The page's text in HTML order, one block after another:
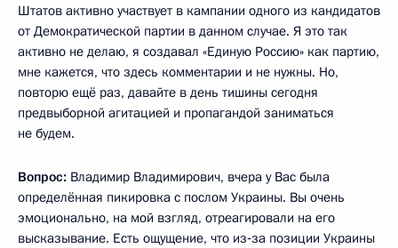
Штатов активно участвует в кампании одного из кандидатов
от Демократической партии в данном случае. Я это так
активно не делаю, я создавал «Единую Россию» как партию,
мне кажется, что здесь комментарии и не нужны. Но,
повторю ещё раз, давайте в день тишины сегодня
предвыборной агитацией и пропагандой заниматься
не будем.
Вопрос: Владимир Владимирович, вчера у Вас была
определённая пикировка с послом Украины. Вы очень
эмоционально, на мой взгляд, отреагировали на его
высказывание. Есть ощущение, что из‑за позиции Украины